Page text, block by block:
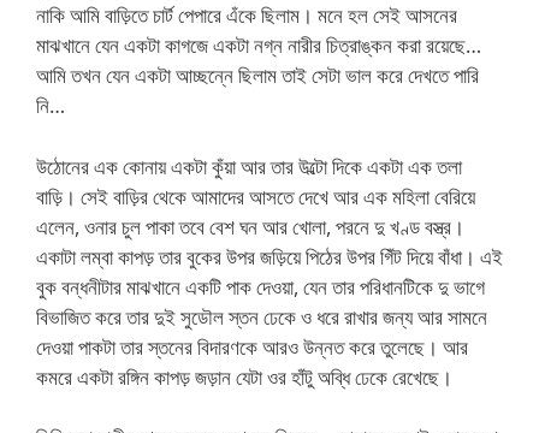
নাকি আমি বাড়িতে চার্ট পেপারে এঁকে ছিলাম। মনে হল সেই আসনের
মাঝখানে যেন একটা কাগজে একটা নগ্ন নারীর চিত্রাঙ্কন করা রয়েছে…
আমি তখন যেন একটা আচ্ছন্নে ছিলাম তাই সেটা ভাল করে দেখতে পারি
নি…
উঠোনের এক কোনায় একটা কুঁয়া আর তার উল্টো দিকে একটা এক তলা
বাড়ি। সেই বাড়ির থেকে আমাদের আসতে দেখে আর এক মহিলা বেরিয়ে
এলেন, ওনার চুল পাকা তবে বেশ ঘন আর খোলা, পরনে দু খণ্ড বস্ত্র।
একাটা লম্বা কাপড় তার বুকের উপর জড়িয়ে পিঠের উপর গিঁট দিয়ে বাঁধা। এই
বুক বন্ধনীটার মাঝখানে একটি পাক দেওয়া, যেন তার পরিধানটিকে দু ভাগে
বিভাজিত করে তার দুই সুডৌল স্তন ঢেকে ও ধরে রাখার জন্য আর সামনে
দেওয়া পাকটা তার স্তনের বিদারণকে আরও উন্নত করে তুলেছে। আর
কমরে একটা রঙ্গিন কাপড় জড়ান যেটা ওর হাঁটু অব্ধি ঢেকে রেখেছে।